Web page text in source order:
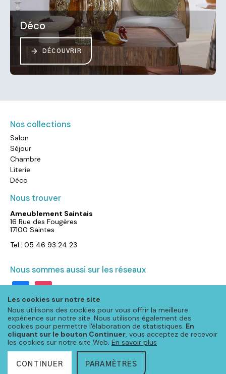
Les cookies sur notre site
Nous utilisons des cookies pour vous offrir la meilleure
expérience sur notre site. Nous utilisons également des
cookies pour permettre l'élaboration de statistiques. En
cliquant sur le bouton Continuer, vous acceptez de recevoir
les cookies sur notre site Web. En savoir plus
CONTINUER PARAMÈTRES
Déco
DÉCOUVRIR
Nos collections
Salon
Séjour
Chambre
Literie
Déco
Nous trouver
Ameublement Saintais
16 Rue des Fougères
17100 Saintes
Tel.: 05 46 93 24 23
Nous sommes aussi sur les réseaux
facebookinstagram